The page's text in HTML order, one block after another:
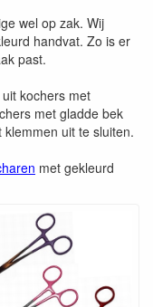
wel op zak. Wij
handvat. Zo is er
past.
kochers met
met gladde bek
uit te sluiten.
met gekleurd